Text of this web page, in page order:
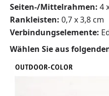
Seiten-/Mittelrahmen: 4
Rankleisten: 0,7 x 3,8 cm
Verbindungselemente:
Wählen Sie aus